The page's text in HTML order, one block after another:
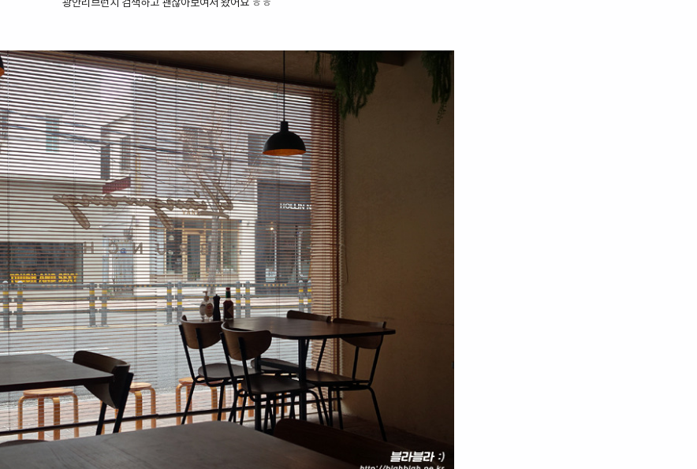
광안리브런치 검색하고 괜찮아보여서 왔어요 ㅎㅎ